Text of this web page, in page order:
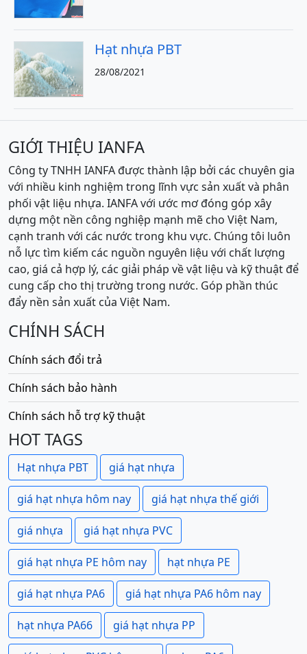
Hạt nhựa PBT
28/08/2021
GIỚI THIỆU IANFA
Công ty TNHH IANFA được thành lập bởi các chuyên gia
với nhiều kinh nghiệm trong lĩnh vực sản xuất và phân
phối vật liệu nhựa. IANFA với ước mơ đóng góp xây
dựng một nền công nghiệp mạnh mẽ cho Việt Nam,
cạnh tranh với các nước trong khu vực. Chúng tôi luôn
nỗ lực tìm kiếm các nguồn nguyên liệu với chất lượng
cao, giá cả hợp lý, các giải pháp về vật liệu và kỹ thuật để
cung cấp cho thị trường trong nước. Góp phần thúc
đẩy nền sản xuất của Việt Nam.
CHÍNH SÁCH
Chính sách đổi trả
Chính sách bảo hành
Chính sách hỗ trợ kỹ thuật
HOT TAGS
Hạt nhựa PBT giá hạt nhựa
giá hạt nhựa hôm nay giá hạt nhựa thế giới
giá nhựa giá hạt nhựa PVC
giá hạt nhựa PE hôm nay hạt nhựa PE
giá hạt nhựa PA6 giá hạt nhựa PA6 hôm nay
hạt nhựa PA66 giá hạt nhựa PP